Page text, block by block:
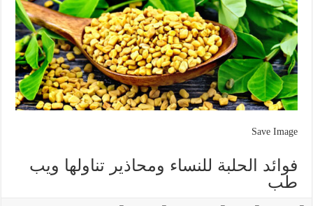
Save Image
فوائد الحلبة للنساء ومحاذير تناولها ويب
طب